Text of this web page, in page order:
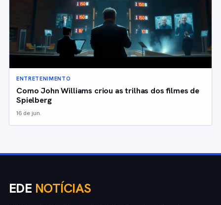
ENTRETENIMENTO
Como John Williams criou as trilhas dos filmes de
Spielberg
16 de jun.
EDE NOTÍCIAS